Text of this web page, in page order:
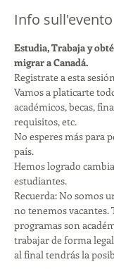
Info sull'evento
Estudia, Trabaja y
migrar a Canadá.
Registrate a esta
Vamos a platicarte
académicos, becas,
requisitos, etc.
No esperes más para
país.
Hemos logrado
estudiantes.
Recuerda: No somos
no tenemos vacantes.
programas son
trabajar de forma
al final tendrás la